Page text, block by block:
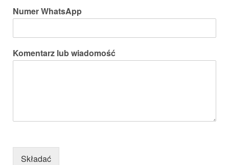
Numer WhatsApp
Komentarz lub wiadomość
Składać